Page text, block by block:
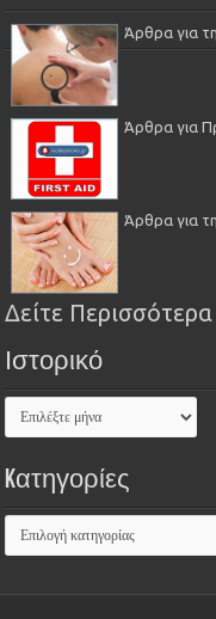
Άρθρα για
Άρθρα για
Άρθρα για
Δείτε Περισσότερα
Ιστορικό
Kατηγορίες